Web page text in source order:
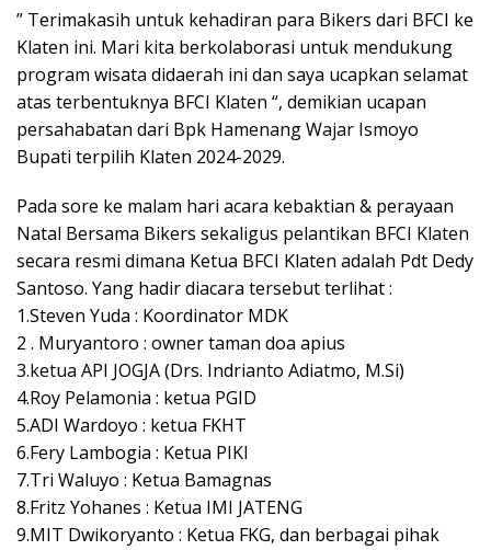
” Terimakasih untuk kehadiran para Bikers dari BFCI ke
Klaten ini. Mari kita berkolaborasi untuk mendukung
program wisata didaerah ini dan saya ucapkan selamat
atas terbentuknya BFCI Klaten “, demikian ucapan
persahabatan dari Bpk Hamenang Wajar Ismoyo
Bupati terpilih Klaten 2024-2029.
Pada sore ke malam hari acara kebaktian & perayaan
Natal Bersama Bikers sekaligus pelantikan BFCI Klaten
secara resmi dimana Ketua BFCI Klaten adalah Pdt Dedy
Santoso. Yang hadir diacara tersebut terlihat :
1.Steven Yuda : Koordinator MDK
2 . Muryantoro : owner taman doa apius
3.ketua API JOGJA (Drs. Indrianto Adiatmo, M.Si)
4.Roy Pelamonia : ketua PGID
5.ADI Wardoyo : ketua FKHT
6.Fery Lambogia : Ketua PIKI
7.Tri Waluyo : Ketua Bamagnas
8.Fritz Yohanes : Ketua IMI JATENG
9.MIT Dwikoryanto : Ketua FKG, dan berbagai pihak